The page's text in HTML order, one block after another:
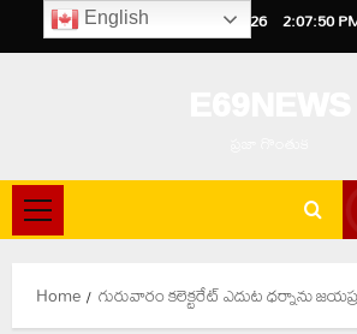
to
August 6, 2026 2:07:51
Primary
Menu
Home గురువారం కలెక్టరేట్ ఎదుట ధర్నాను
English